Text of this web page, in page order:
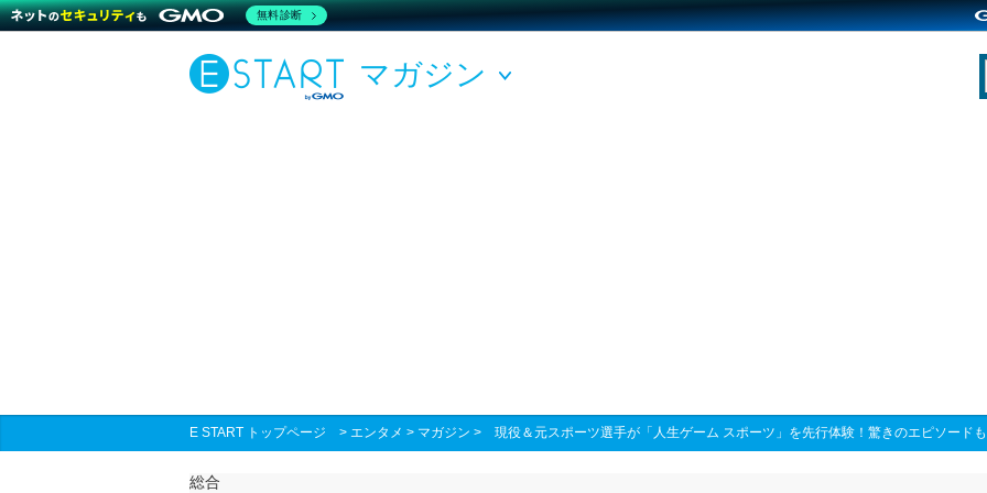
マガジン
E START トップページ > エンタメ > マガジン > 現役＆元スポーツ選手が「人生ゲーム スポーツ」を先行体験！驚きのエピソード
総合
無料診断